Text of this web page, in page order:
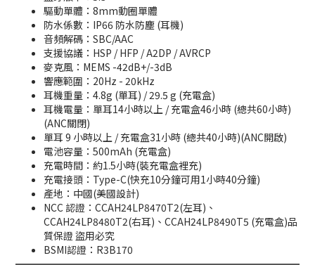
驅動單體：8mm動圈單體
防水係數：IP66 防水防塵 (耳機)
音頻解碼：SBC/AAC
支援協議：HSP / HFP / A2DP / AVRCP
麥克風：MEMS -42dB+/-3dB
響應範圍：20Hz - 20kHz
耳機重量：4.8g (單耳) / 29.5 g (充電盒)
耳機電量：單耳14小時以上 / 充電盒46小時 (總共60小時)
(ANC關閉)
單耳 9 小時以上 / 充電盒31小時 (總共40小時)(ANC開啟)
電池容量：500mAh (充電盒)
充電時間：約1.5小時(裝充電盒裡充)
充電接頭：Type-C(快充10分鐘可用1小時40分鐘)
產地：中國(美國設計)
NCC 認證：CCAH24LP8470T2(左耳)、
CCAH24LP8480T2(右耳)、CCAH24LP8490T5 (充電盒)品
質保證 盜用必究
BSMI認證：R3B170